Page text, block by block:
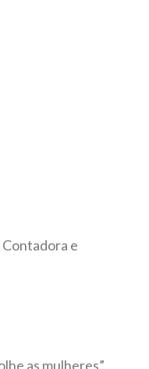
e
as mulheres”